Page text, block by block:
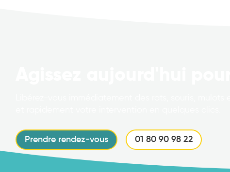
Prendre rendez-vous 01 80 90 98 22